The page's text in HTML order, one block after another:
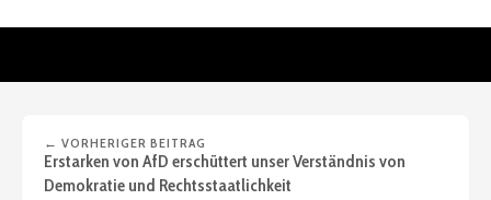
← VORHERIGER BEITRAG
Erstarken von AfD erschüttert unser Verständnis von
Demokratie und Rechtsstaatlichkeit